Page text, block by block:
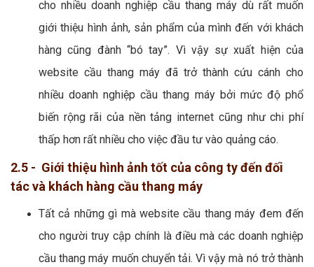
cho nhiều doanh nghiệp cầu thang máy dù rất muốn
giới thiệu hình ảnh, sản phẩm của mình đến với khách
hàng cũng đành “bó tay”. Vì vậy sự xuất hiện của
website cầu thang máy đã trở thành cứu cánh cho
nhiều doanh nghiệp cầu thang máy bởi mức độ phổ
biến rộng rãi của nền tảng internet cũng như chi phí
thấp hơn rất nhiều cho việc đầu tư vào quảng cáo.
2.5 - Giới thiệu hình ảnh tốt của công ty đến đối
tác và khách hàng cầu thang máy
Tất cả những gì mà website cầu thang máy đem đến
cho người truy cập chính là điều mà các doanh nghiệp
cầu thang máy muốn chuyển tải. Vì vậy mà nó trở thành